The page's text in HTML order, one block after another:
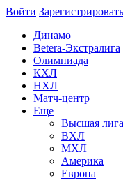
Войти
Динамо
Betera-Экстралига
Олимпиада
КХЛ
НХЛ
Матч-центр
Еще
Высшая лига
ВХЛ
МХЛ
Америка
Европа